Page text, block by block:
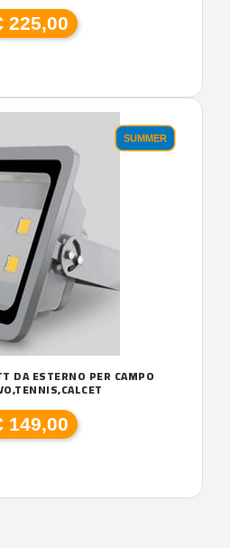
225,00
SUMMER
DA ESTERNO PER CAMPO
149,00